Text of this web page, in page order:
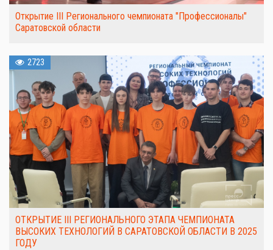
Открытие III Регионального чемпионата "Профессионалы"
Саратовской области
2723
ОТКРЫТИЕ III РЕГИОНАЛЬНОГО ЭТАПА ЧЕМПИОНАТА
ВЫСОКИХ ТЕХНОЛОГИЙ В САРАТОВСКОЙ ОБЛАСТИ В 2025
ГОДУ